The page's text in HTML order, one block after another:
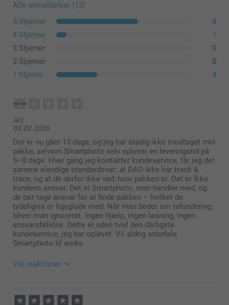
Frostet, gennemsigtigt glas (Lille & Stor)
Bambuslåg (Stor)
Gummibånd for at sikre en lufttæt lukning (Stor)
Alle anmeldelser (13)
5 Stjerner
8
4 Stjerner
1
3 Stjerner
0
2 Stjerner
0
1 Stjerne
4
AH,
03.02.2026
Der er nu gået 13 dage, og jeg har stadig ikke modtaget min
pakke, selvom Smartphoto selv oplyser en leveringstid på
5–8 dage. Hver gang jeg kontakter kundeservice, får jeg det
samme elendige standardsvar: at DAO ikke har track &
trace, og at de derfor ikke ved, hvor pakken er. Det er ikke
kundens ansvar. Det er Smartphoto, man handler med, og
de bør tage ansvar for at finde pakken – hvilket de
tydeligvis er ligeglade med. Når man beder om refundering,
bliver man ignoreret. Ingen hjælp, ingen løsning, ingen
ansvarsfølelse. Dette er uden tvivl den dårligste
kundeservice, jeg har oplevet. Vil aldrig anbefale
Smartphoto til andre.
Vis reaktioner
08:49